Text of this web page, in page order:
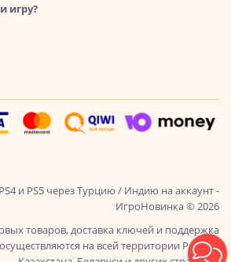
игру?
и PS5 через Турцию / Индию на аккаунт -
ИгроНовинка © 2026
товаров, доставка ключей и поддержка
на всей территории России,